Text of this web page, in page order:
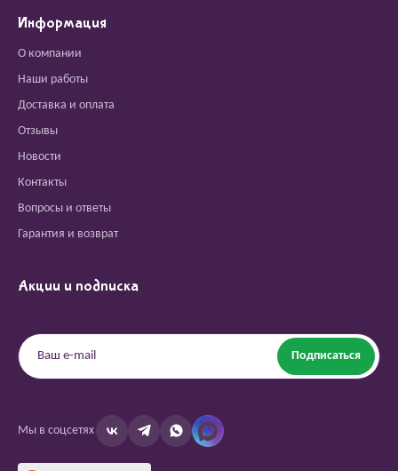
Информация
О компании
Наши работы
Доставка и оплата
Отзывы
Новости
Контакты
Вопросы и ответы
Гарантия и возврат
Акции и подписка
Подписаться
Мы в соцсетях